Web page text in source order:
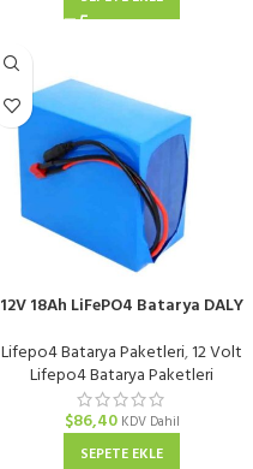
12V 18Ah LiFePO4 Batarya DALY
Lifepo4 Batarya Paketleri,12 Volt
Lifepo4 Batarya Paketleri
$86,40 KDV Dahil
SEPETE EKLE